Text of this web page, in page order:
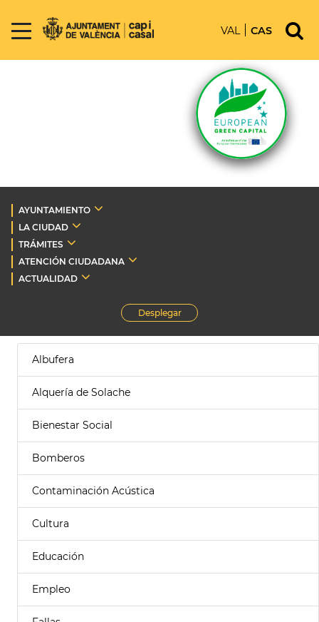
VAL CAS
AYUNTAMIENTO
LA CIUDAD
TRÁMITES
ATENCIÓN CIUDADANA
ACTUALIDAD
Desplegar
Albufera
Alquería de Solache
Bienestar Social
Bomberos
Contaminación Acústica
Cultura
Educación
Empleo